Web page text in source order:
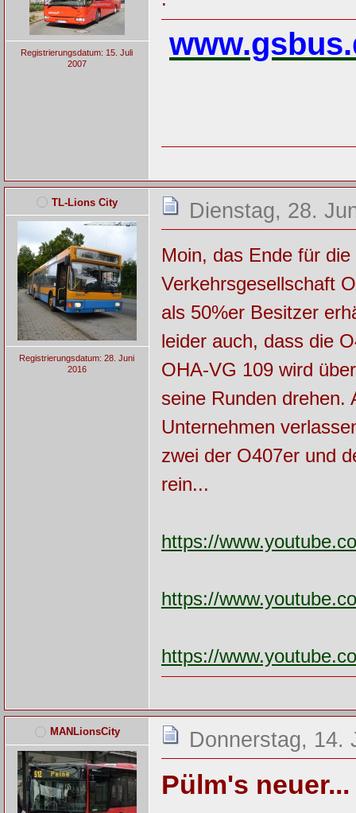
Registrierungsdatum: 15. Juli
2007
TL-Lions City
Registrierungsdatum: 28. Juni
2016
Dienstag, 28.
Moin, das Ende für
Verkehrsgesellschaft
als 50%er Besitzer
leider auch, dass die
OHA-VG 109 wird
seine Runden drehen.
Unternehmen
zwei der O407er und
rein...
https://
https://
https://
MANLionsCity Donnerstag, 14.
Pülm's neuer...